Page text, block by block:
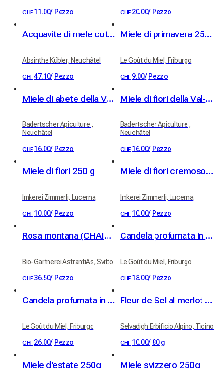
CHF 11.00/ Pezzo CHF 20.00/ Pezzo
Acquavite di mele cotogne Kübler 41% vol. 50cl
Absinthe Kübler, Neuchâtel
CHF47.10/ Pezzo
Miele di primavera 250g
Le Goût du Miel, Friburgo
CHF 9.00/ Pezzo
Miele di abete della Val-de-Travers
Badertscher Apiculture ,
Neuchâtel
CHF 16.00/ Pezzo
Miele di fiori della Val-de-Travers
Badertscher Apiculture ,
Neuchâtel
CHF 16.00/ Pezzo
Miele di fiori 250 g
Imkerei Zimmerli, Lucerna
CHF 10.00/ Pezzo
Miele di fiori cremoso 250 g
Imkerei Zimmerli, Lucerna
CHF 10.00/ Pezzo
Rosa montana (CHAIX) - Rosa di montagna - Berg-Rose - Mountain Rose
Bio-Gärtnerei AstrantiAs, Svitto
CHF 36.50/ Pezzo
Candela profumata in vaso di ceramica – Profumo Luna di Miele
Le Goût du Miel, Friburgo
CHF 18.00/ Pezzo
Candela profumata in vetro "Luna di Miele"
Le Goût du Miel, Friburgo
CHF 26.00/ Pezzo
Fleur de Sel al merlot ticinese con erbette di montagna
Selvadigh Erbificio Alpino, Ticino
CHF 10.00/ 80 g
Miele d'estate 250g Miele svizzero 250g